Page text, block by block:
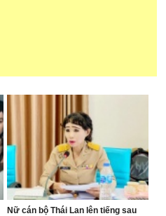
Nữ cán bộ Thái Lan lên tiếng sau